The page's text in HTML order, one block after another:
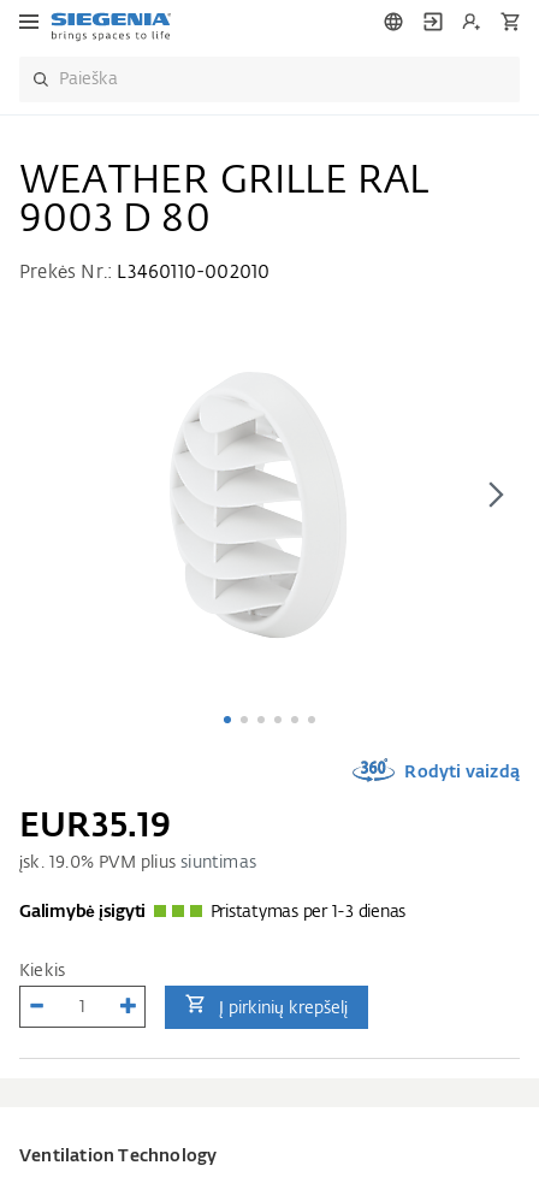
WEATHER GRILLE RAL
9003 D 80
Prekės Nr.: L3460110-002010
Rodyti vaizdą
EUR35.19
įsk. 19.0% PVM pliussiuntimas
Galimybė įsigyti Pristatymas per 1-3 dienas
Kiekis
Į pirkinių krepšelį
Ventilation Technology